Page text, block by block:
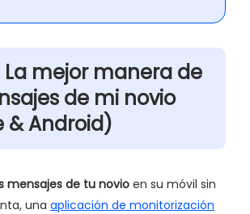
La mejor manera de
de mi novio
& Android)
mensajes de tu novio en su móvil sin
una aplicación de monitorización